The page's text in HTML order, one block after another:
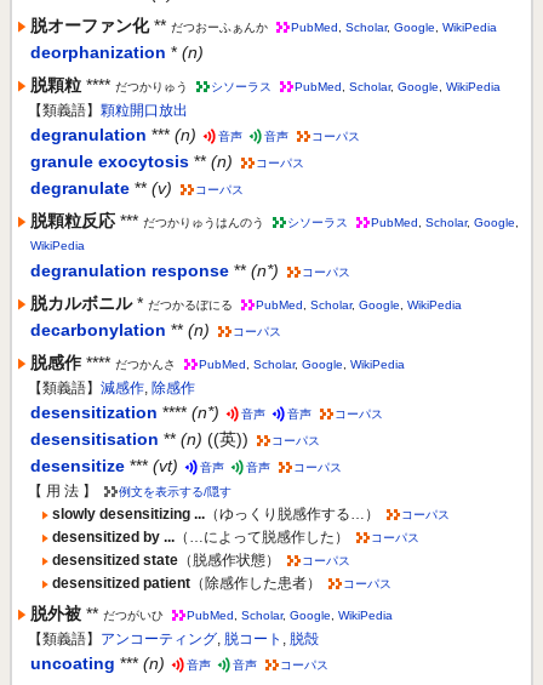
脱オーファン化 ** だつおーふぁんか PubMed Scholar, Google WikiPedia
deorphanization * (n)
脱顆粒 **** だつかりゅう シソーラス PubMed Scholar, Google WikiPedia
【類義語】 顆粒開口放出
degranulation *** (n) 音声 音声 コーパス
granule exocytosis ** (n) コーパス
degranulate ** (v) コーパス
脱顆粒反応 *** だつかりゅうはんのう シソーラス PubMed Scholar, Google
WikiPedia
degranulation response ** (n*) コーパス
脱カルボニル * だつかるぼにる PubMed Scholar, Google WikiPedia
decarbonylation ** (n) コーパス
脱感作 **** だつかんさ PubMed Scholar, Google WikiPedia
【類義語】 減感作, 除感作
desensitization **** (n*) 音声 音声 コーパス
desensitisation ** (n) ((英)) コーパス
desensitize *** (vt) 音声 音声 コーパス
【 用 法 】 例文を表示する/隠す
slowly desensitizing ... （ゆっくり脱感作する…） コーパス
desensitized by ... （…によって脱感作した） コーパス
desensitized state （脱感作状態） コーパス
desensitized patient （除感作した患者） コーパス
脱外被 ** だつがいひ PubMed Scholar, Google WikiPedia
【類義語】 アンコーティング, 脱コート , 脱殻
uncoating *** (n) 音声 音声 コーパス